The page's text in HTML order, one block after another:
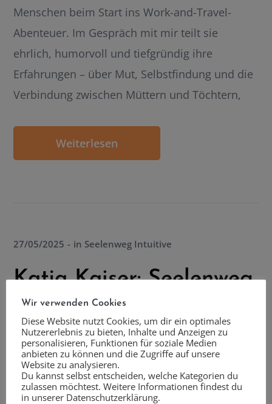
Menschen beim Start ins Work-and-Travel-
Abenteuer. Im Gespräch mit mir teilt sie
ehrlich, humorvoll und tiefgründig ihre
Erfahrungen – über Mut, Selbstfindung und die
Verbindung zwischen Müttern und Töchtern,
Weiterlesen
27/05/2025 in Seelenweg Intuitive
Katja Kaiser: Seelenweg
Intuitive
Sicherheit oder Freiheit? Viele Frauen, die
jahrelang erfolgreich im Beruf waren, spüren
irgendwann: Das kann noch nicht alles
Wir verwenden Cookies
Diese Website nutzt Cookies, um dir ein optimales
Nutzererlebnis zu bieten, Inhalte und Anzeigen zu
personalisieren, Funktionen für soziale Medien
anbieten zu können und die Zugriffe auf unsere
Website zu analysieren.
Du kannst selbst entscheiden, welche Kategorien du
zulassen möchtest. Weitere Informationen findest du
in unserer Datenschutzerklärung.